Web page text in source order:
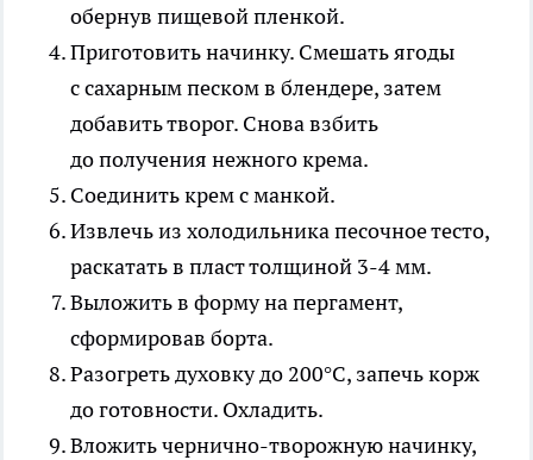
обернув пищевой пленкой.
Приготовить начинку. Смешать ягоды
с сахарным песком в блендере, затем
добавить творог. Снова взбить
до получения нежного крема.
Соединить крем с манкой.
Извлечь из холодильника песочное тесто,
раскатать в пласт толщиной 3-4 мм.
Выложить в форму на пергамент,
сформировав борта.
Разогреть духовку до 200°С, запечь корж
до готовности. Охладить.
Вложить чернично-творожную начинку,